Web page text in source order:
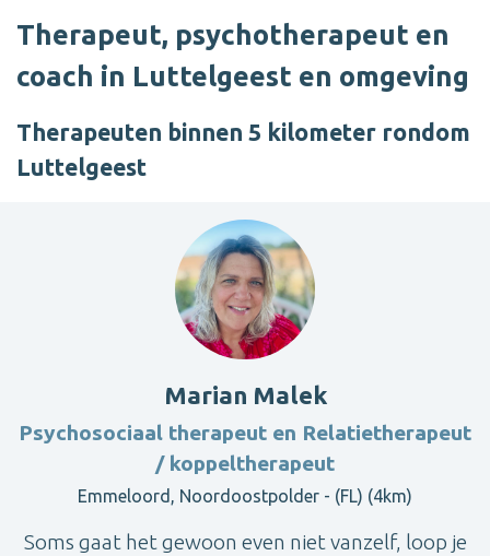
Therapeut, psychotherapeut en
coach in Luttelgeest en omgeving
Therapeuten binnen 5 kilometer rondom
Luttelgeest
Marian Malek
Psychosociaal therapeut en Relatietherapeut
/ koppeltherapeut
Emmeloord, Noordoostpolder - (FL) (4km)
Soms gaat het gewoon even niet vanzelf, loop je